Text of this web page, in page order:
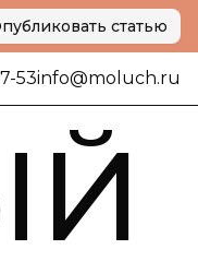
статью
53info@moluch.ru